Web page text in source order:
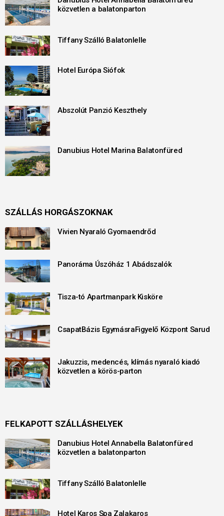
közvetlen a balatonparton
Tiffany Szálló Balatonlelle
Hotel Európa Siófok
Abszolút Panzió Keszthely
Danubius Hotel Marina Balatonfüred
SZÁLLÁS HORGÁSZOKNAK
Vivien Nyaraló Gyomaendrőd
Panoráma Úszóház 1 Abádszalók
Tisza-tó Apartmanpark Kisköre
CsapatBázis EgymásraFigyelő Központ Sarud
Jakuzzis, medencés, klímás nyaraló kiadó
közvetlen a körös-parton
FELKAPOTT SZÁLLÁSHELYEK
Danubius Hotel Annabella Balatonfüred
közvetlen a balatonparton
Tiffany Szálló Balatonlelle
Hotel Karos Spa Zalakaros